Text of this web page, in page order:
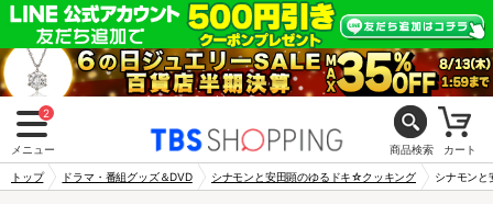
2
メニュー 商品検索 カート
トップ ドラマ・番組グッズ＆DVD シナモンと安田顕のゆるドキ☆クッキング シナモンと